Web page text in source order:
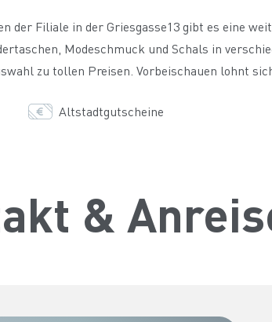
der Filiale in der Griesgasse13 gibt es eine
Modeschmuck und Schals in
zu tollen Preisen. Vorbeischauen lohnt
Altstadtgutscheine
&